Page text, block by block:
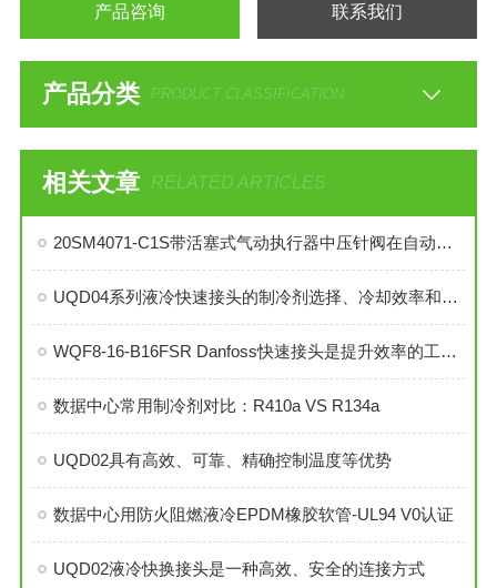
产品咨询 联系我们
产品分类 PRODUCT CLASSIFICATION
相关文章 RELATED ARTICLES
20SM4071-C1S带活塞式气动执行器中压针阀在自动化系统中的角色与功能
UQD04系列液冷快速接头的制冷剂选择、冷却效率和可靠性分析
WQF8-16-B16FSR Danfoss快速接头是提升效率的工业连接解决方案
数据中心常用制冷剂对比：R410a VS R134a
UQD02具有高效、可靠、精确控制温度等优势
数据中心用防火阻燃液冷EPDM橡胶软管-UL94 V0认证
UQD02液冷快换接头是一种高效、安全的连接方式